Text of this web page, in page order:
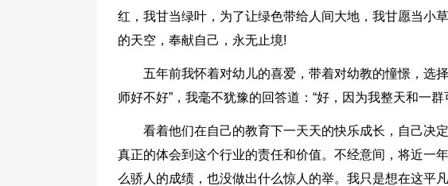
红，我甘当绿叶，为了让绿色带给人间大地，我甘愿当小
的天空，奉献自己，永无止境!
五年前我怀着对幼儿的喜爱，带着对幼教的憧憬，选
师好不好”，我毫不犹豫的回答道：“好，因为我整天和一群
看着他们在自己的教育下一天天的快乐成长，自己决
真正的体会到这个行业的责任和价值。不经意间，将近一
么骄人的成绩，也没做出什么惊人的举。我只是想在这平